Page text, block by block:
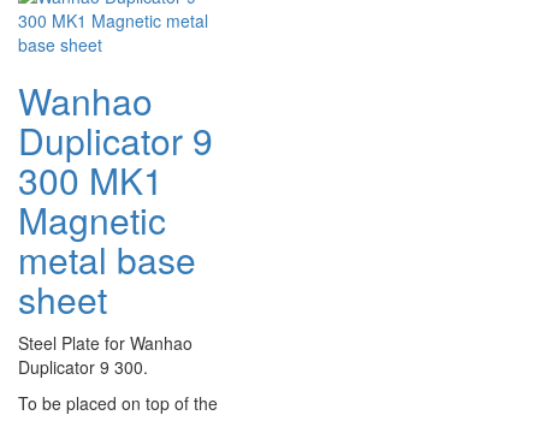
Wanhao
Duplicator 9
300 MK1
Magnetic
metal base
sheet
Steel Plate for Wanhao
Duplicator 9 300.
To be placed on top of the